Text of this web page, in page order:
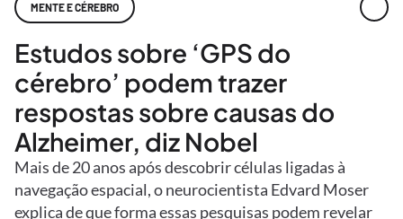
MENTE E CÉREBRO
Estudos sobre ‘GPS do
cérebro’ podem trazer
respostas sobre causas do
Alzheimer, diz Nobel
Mais de 20 anos após descobrir células ligadas à
navegação espacial, o neurocientista Edvard Moser
explica de que forma essas pesquisas podem revelar